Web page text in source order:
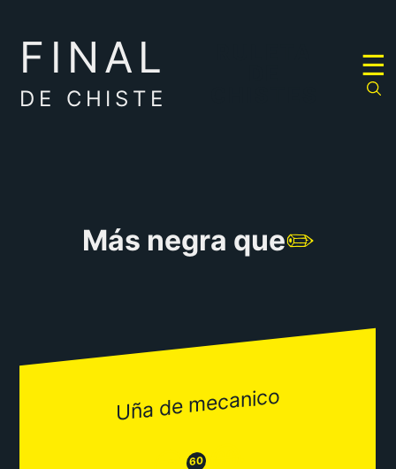
FINAL
DE CHISTE
☰
Más negra que✏️
Uña de mecanico
60😂